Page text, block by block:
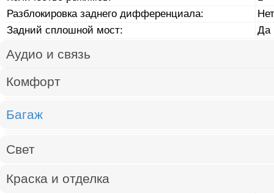
Разблокировка заднего дифференциала:
Нет
Задний сплошной мост:
Да
Аудио и связь
Комфорт
Багаж
Свет
Краска и отделка